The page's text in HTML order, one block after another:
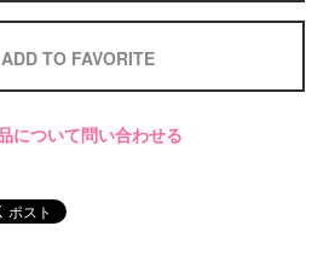
ADD TO FAVORITE
について問い合わせる